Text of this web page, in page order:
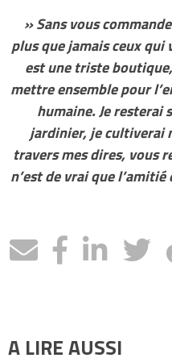
» Sans vous com
plus que jamais ceux qui
est une triste
mettre ensemble pour
humaine. Je resterai
jardinier, je cultiverai
travers mes dires, vous
n’est de vrai que l’amitié
A LIRE AUSSI